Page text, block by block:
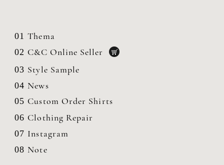
01 Thema
02 C&C Online Seller
03 Style Sample
04 News
05 Custom Order Shirts
06 Clothing Repair
07 Instagram
08 Note